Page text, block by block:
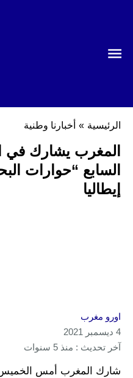
الرئيسية » أخبارنا وطنية
المغرب يشارك في
السابع “حوارات
إيطاليا
اورو مغرب
4 ديسمبر 2021
آخر تحديث : منذ 5 سنوات
شارك المغرب أمس الخميس